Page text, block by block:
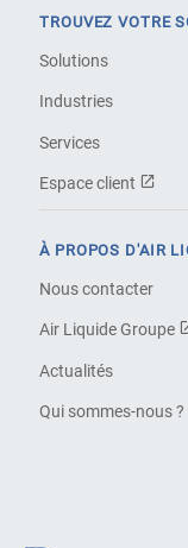
TROUVEZ VOTRE
Solutions
Industries
Services
Espace client
À PROPOS D'AIR
Nous contacter
Air Liquide Groupe
Actualités
Qui sommes-nous ?